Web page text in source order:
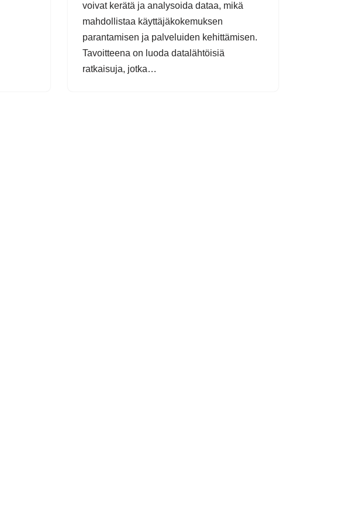
voivat kerätä ja analysoida dataa, mikä
mahdollistaa käyttäjäkokemuksen
parantamisen ja palveluiden kehittämisen.
Tavoitteena on luoda datalähtöisiä
ratkaisuja, jotka…